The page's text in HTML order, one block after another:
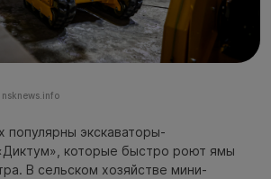
популярны экскаваторы-
которые быстро роют ямы
В сельском хозяйстве мини-